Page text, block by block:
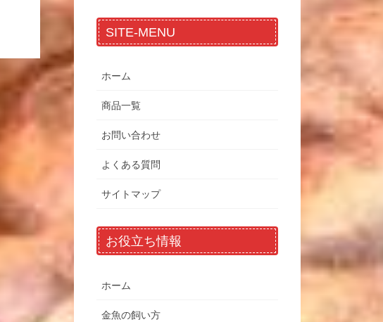
SITE-MENU
ホーム
商品一覧
お問い合わせ
よくある質問
サイトマップ
お役立ち情報
ホーム
金魚の飼い方